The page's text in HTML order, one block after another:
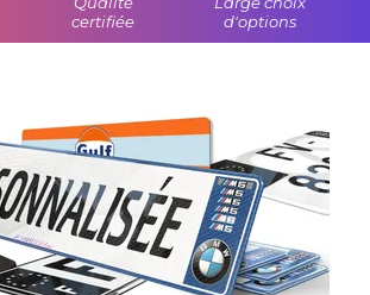
certifiée
d'options